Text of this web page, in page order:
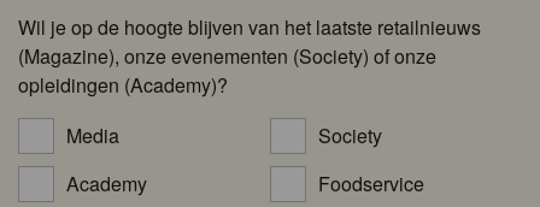
Wil je op de hoogte blijven van het laatste retailnieuws
(Magazine), onze evenementen (Society) of onze
opleidingen (Academy)?
Media
Society
Academy
Foodservice